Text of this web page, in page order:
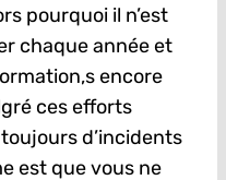
pourquoi il n’est
chaque année et
encore
ces efforts
d’incidents
est que vous ne